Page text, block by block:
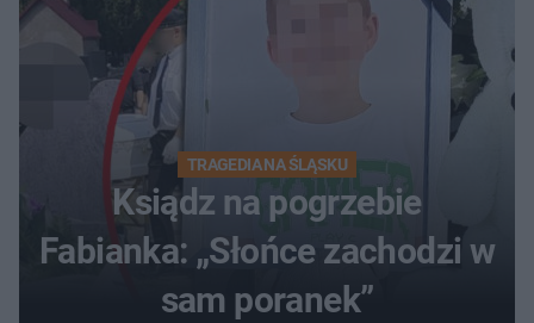
TRAGEDIA NA ŚLĄSKU
Ksiądz na pogrzebie
Fabianka: „Słońce zachodzi w
sam poranek”